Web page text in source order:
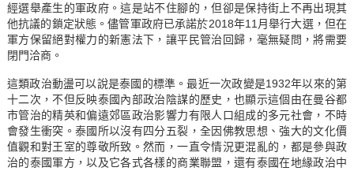
經選舉產生的軍政府。這是站不住腳的，但卻是保持街上不再出現其
他抗議的鎖定狀態。儘管軍政府已承諾於2018年11月舉行大選，但在
軍方保留絕對權力的新憲法下，讓平民管治回歸，毫無疑問，將需要
閉門洽商。
這類政治動盪可以說是泰國的標準。最近一次政變是1932年以來的第
十二次，不但反映泰國內部政治陰謀的歷史，也顯示這個由在曼谷都
市管治的精英和偏遠郊區政治影響力有限人口組成的多元社會，不時
會發生衝突。泰國所以沒有四分五裂，全因佛教思想、強大的文化價
值觀和對王室的尊敬所致。然而，一直令情況更混亂的，都是參與政
治的泰國軍方，以及它各式各樣的商業聯盟，還有泰國在地緣政治中